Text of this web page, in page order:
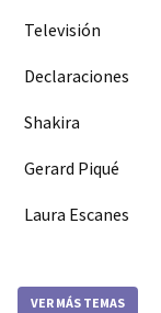
Televisión
Declaraciones
Shakira
Gerard Piqué
Laura Escanes
VER MÁS TEMAS